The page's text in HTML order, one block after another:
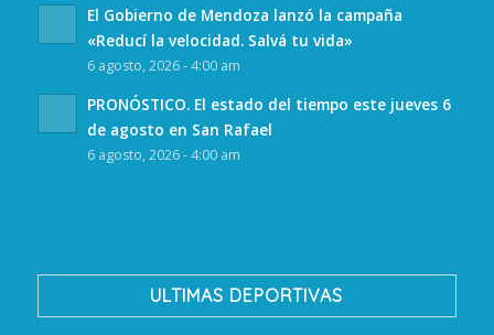
El Gobierno de Mendoza lanzó la campaña
«Reducí la velocidad. Salvá tu vida»
6 agosto, 2026 - 4:00 am
PRONÓSTICO. El estado del tiempo este jueves 6
de agosto en San Rafael
6 agosto, 2026 - 4:00 am
ULTIMAS DEPORTIVAS